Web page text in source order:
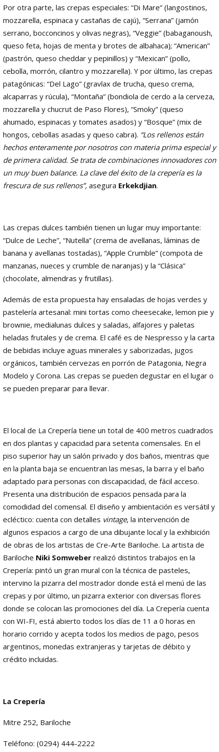
Por otra parte, las crepas especiales: “Di Mare” (langostinos,
mozzarella, espinaca y castañas de cajú), “Serrana” (jamón
serrano, bocconcinos y olivas negras), “Veggie” (babaganoush,
queso feta, hojas de menta y brotes de albahaca); “American”
(pastrón, queso cheddar y pepinillos) y “Mexican” (pollo,
cebolla, morrón, cilantro y mozzarella). Y por último, las crepas
patagónicas: “Del Lago” (gravlax de trucha, queso crema,
alcaparras y rúcula), “Montaña” (bondiola de cerdo a la cerveza,
mozzarella y chucrut de Paso Flores), “Smoky” (queso
ahumado, espinacas y tomates asados) y “Bosque” (mix de
hongos, cebollas asadas y queso cabra). “Los rellenos están
hechos enteramente por nosotros con materia prima especial y
de primera calidad. Se trata de combinaciones innovadores con
un muy buen balance. La clave del éxito de la crepería es la
frescura de sus rellenos”, asegura Erkekdjian.
Las crepas dulces también tienen un lugar muy importante:
“Dulce de Leche”, “Nutella” (crema de avellanas, láminas de
banana y avellanas tostadas), “Apple Crumble” (compota de
manzanas, nueces y crumble de naranjas) y la “Clásica”
(chocolate, almendras y frutillas).
Además de esta propuesta hay ensaladas de hojas verdes y
pastelería artesanal: mini tortas como cheesecake, lemon pie y
brownie, medialunas dulces y saladas, alfajores y paletas
heladas frutales y de crema. El café es de Nespresso y la carta
de bebidas incluye aguas minerales y saborizadas, jugos
orgánicos, también cervezas en porrón de Patagonia, Negra
Modelo y Corona. Las crepas se pueden degustar en el lugar o
se pueden preparar para llevar.
El local de La Crepería tiene un total de 400 metros cuadrados
en dos plantas y capacidad para setenta comensales. En el
piso superior hay un salón privado y dos baños, mientras que
en la planta baja se encuentran las mesas, la barra y el baño
adaptado para personas con discapacidad, de fácil acceso.
Presenta una distribución de espacios pensada para la
comodidad del comensal. El diseño y ambientación es versátil y
ecléctico: cuenta con detalles vintage, la intervención de
algunos espacios a cargo de una dibujante local y la exhibición
de obras de los artistas de Cre-Arte Bariloche. La artista de
Bariloche Niki Somweber realizó distintos trabajos en la
Crepería: pintó un gran mural con la técnica de pasteles,
intervino la pizarra del mostrador donde está el menú de las
crepas y por último, un pizarra exterior con diversas flores
donde se colocan las promociones del día. La Crepería cuenta
con WI-FI, está abierto todos los días de 11 a 0 horas en
horario corrido y acepta todos los medios de pago, pesos
argentinos, monedas extranjeras y tarjetas de débito y
crédito incluidas.
La Crepería
Mitre 252, Bariloche
Teléfono: (0294) 444-2222